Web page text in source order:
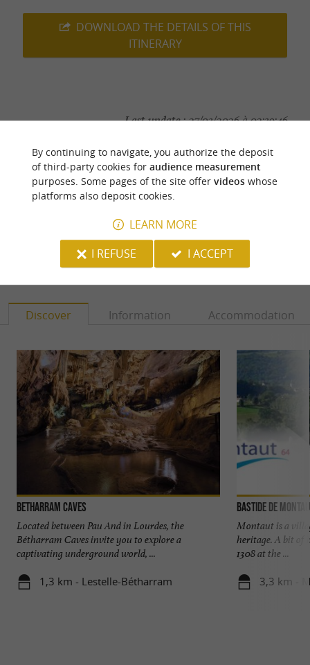
DOWNLOAD THE DETAILS OF THIS
ITINERARY
Last update :27/03/2026 à 02:39:46
Source : Sirtaqui| Office de Tourisme Communautaire
Photo credit :@Sirtaqui Cf. Office de Tourisme
YOU WILL LIKEALSO
Discover Information Accommodation
Betharram Caves
Located between Pau And in Lourdes, the
Bétharram Caves invite you to explore a
captivating underground world, ...
1,3 km - Lestelle-Bétharram
Bastide de
Montaut is a
heritage. A bit of
1308 at the ...
3,3 km -
By continuing to navigate, you authorize the deposit
of third-party cookies for audience measurement
purposes. Some pages of the site offer videoswhose
platforms also deposit cookies.
LEARN MORE
I REFUSE
I ACCEPT